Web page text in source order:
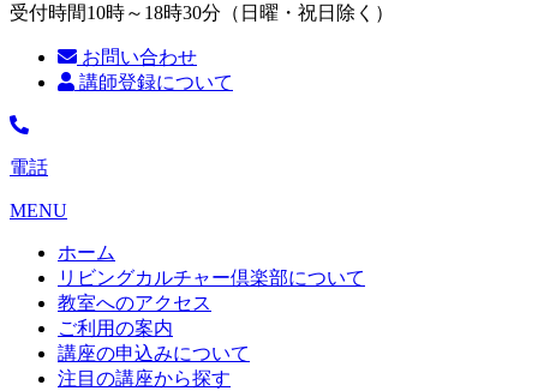
受付時間10時～18時30分（日曜・祝日除く）
お問い合わせ
講師登録について
電話
MENU
ホーム
リビングカルチャー倶楽部について
教室へのアクセス
ご利用の案内
講座の申込みについて
注目の講座から探す